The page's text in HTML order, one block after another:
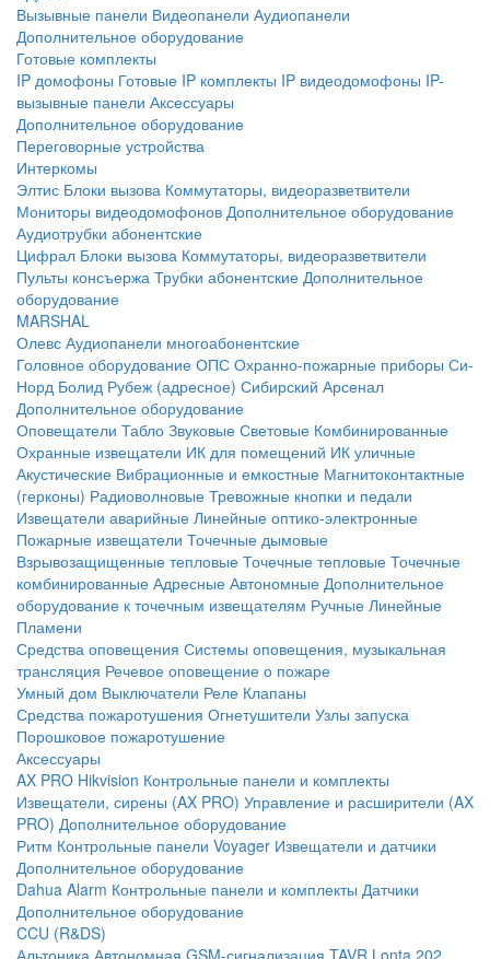
Вызывные панели Видеопанели Аудиопанели
Дополнительное оборудование
Готовые комплекты
IP домофоны Готовые IP комплекты IP видеодомофоны IP-
вызывные панели Аксессуары
Дополнительное оборудование
Переговорные устройства
Интеркомы
Элтис Блоки вызова Коммутаторы, видеоразветвители
Мониторы видеодомофонов Дополнительное оборудование
Аудиотрубки абонентские
Цифрал Блоки вызова Коммутаторы, видеоразветвители
Пульты консъержа Трубки абонентские Дополнительное
оборудование
MARSHAL
Олевс Аудиопанели многоабонентские
Головное оборудование ОПС Охранно-пожарные приборы Си-
Норд Болид Рубеж (адресное) Сибирский Арсенал
Дополнительное оборудование
Оповещатели Табло Звуковые Световые Комбинированные
Охранные извещатели ИК для помещений ИК уличные
Акустические Вибрационные и емкостные Магнитоконтактные
(герконы) Радиоволновые Тревожные кнопки и педали
Извещатели аварийные Линейные оптико-электронные
Пожарные извещатели Точечные дымовые
Взрывозащищенные тепловые Точечные тепловые Точечные
комбинированные Адресные Автономные Дополнительное
оборудование к точечным извещателям Ручные Линейные
Пламени
Средства оповещения Системы оповещения, музыкальная
трансляция Речевое оповещение о пожаре
Умный дом Выключатели Реле Клапаны
Средства пожаротушения Огнетушители Узлы запуска
Порошковое пожаротушение
Аксессуары
AX PRO Hikvision Контрольные панели и комплекты
Извещатели, сирены (AX PRO) Управление и расширители (AX
PRO) Дополнительное оборудование
Ритм Контрольные панели Voyager Извещатели и датчики
Дополнительное оборудование
Dahua Alarm Контрольные панели и комплекты Датчики
Дополнительное оборудование
CCU (R&DS)